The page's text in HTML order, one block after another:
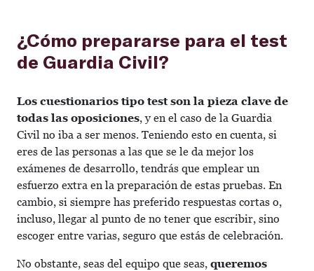
¿Cómo prepararse para el test
de Guardia Civil?
Los cuestionarios tipo test son la pieza clave de
todas las oposiciones, y en el caso de la Guardia
Civil no iba a ser menos. Teniendo esto en cuenta, si
eres de las personas a las que se le da mejor los
exámenes de desarrollo, tendrás que emplear un
esfuerzo extra en la preparación de estas pruebas. En
cambio, si siempre has preferido respuestas cortas o,
incluso, llegar al punto de no tener que escribir, sino
escoger entre varias, seguro que estás de celebración.
No obstante, seas del equipo que seas, queremos